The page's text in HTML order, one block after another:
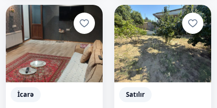
İcarə Satılır